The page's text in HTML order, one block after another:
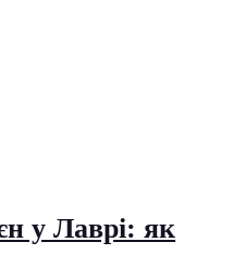
у Лаврі: як